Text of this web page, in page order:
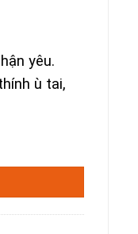
yêu.
ù tai,
Thận số lượng